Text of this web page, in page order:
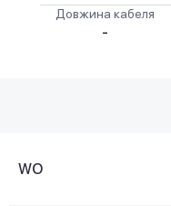
Довжина кабеля
-
WO